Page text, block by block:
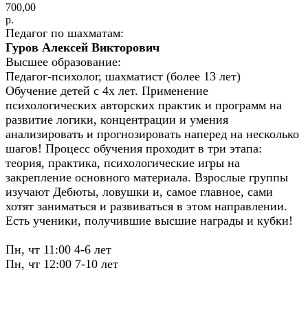
700,00
р.
Педагог по шахматам:
Гуров Алексей Викторович
Высшее образование:
Педагог-психолог, шахматист (более 13 лет)
Обучение детей с 4х лет. Применение
психологических авторских практик и программ на
развитие логики, концентрации и умения
анализировать и прогнозировать наперед на несколько
шагов! Процесс обучения проходит в три этапа:
теория, практика, психологические игры на
закрепление основного материала. Взрослые группы
изучают Дебюты, ловушки и, самое главное, сами
хотят заниматься и развиваться в этом направлении.
Есть ученики, получившие высшие награды и кубки!
Пн, чт 11:00 4-6 лет
Пн, чт 12:00 7-10 лет